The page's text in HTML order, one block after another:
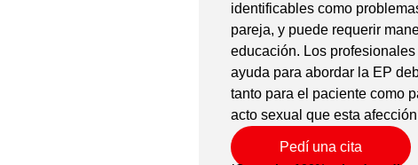
identificables como
pareja, y puede requerir
educación. Los
ayuda para abordar la EP
tanto para el paciente como
acto sexual que esta
Pedí una cita